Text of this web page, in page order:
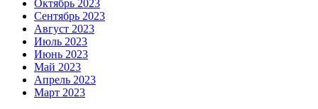
Октябрь 2023
Сентябрь 2023
Август 2023
Июль 2023
Июнь 2023
Май 2023
Апрель 2023
Март 2023